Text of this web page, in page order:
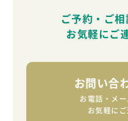
ご予約・ご
お気軽にご
お問い合
お電話・メ
お気軽に